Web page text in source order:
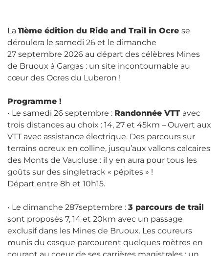
La 11ème édition du Ride and Trail in Ocre se
déroulera le samedi 26 et le dimanche
27 septembre 2026 au départ des célèbres Mines
de Bruoux à Gargas : un site incontournable au
cœur des Ocres du Luberon !
Programme !
• Le samedi 26 septembre : Randonnée VTT avec
trois distances au choix : 14, 27 et 45km – Ouvert aux
VTT avec assistance électrique. Des parcours sur
terrains ocreux en colline, jusqu’aux vallons calcaires
des Monts de Vaucluse : il y en aura pour tous les
goûts sur des singletrack « pépites » !
Départ entre 8h et 10h15.
• Le dimanche 287septembre : 3 parcours de trail
sont proposés 7, 14 et 20km avec un passage
exclusif dans les Mines de Bruoux. Les coureurs
munis du casque parcourent quelques mètres en
courant au coeur de ses carrières magistrales : un